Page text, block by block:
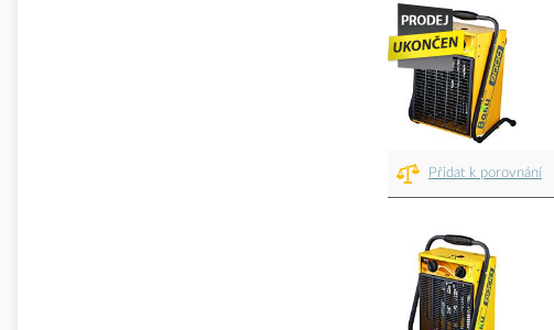
Přidat k porovnání